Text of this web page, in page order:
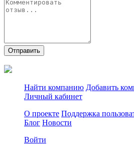
Отправить
Найти компанию Добавить
Личный кабинет
О проекте Поддержка
Блог Новости
Войти